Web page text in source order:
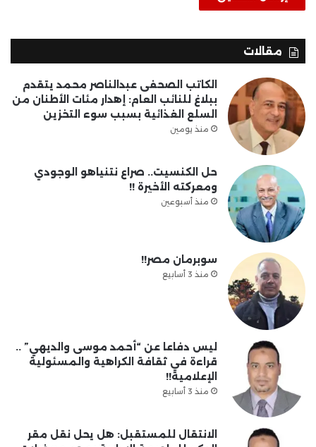
مقالات
الكاتب الصحفى عبدالناصر محمد يتقدم
ببلاغ للنائب العام: إهدار مئات الأطنان من
السلع الغذائية بسبب سوء التخزين
منذ يومين
حل الكنسيت.. صراع نتنياهو الوجودي
ومعركته الأخيرة !!
منذ أسبوعين
سوبرمان مصر!!
منذ 3 أسابيع
ليس دفاعا عن “أحمد موسى والديهي” ..
قراءة في ثقافة الكراهية والمسئولية
الإعلامية!!
منذ 3 أسابيع
الانتقال للمستقبل: هل يحل نقل مقر